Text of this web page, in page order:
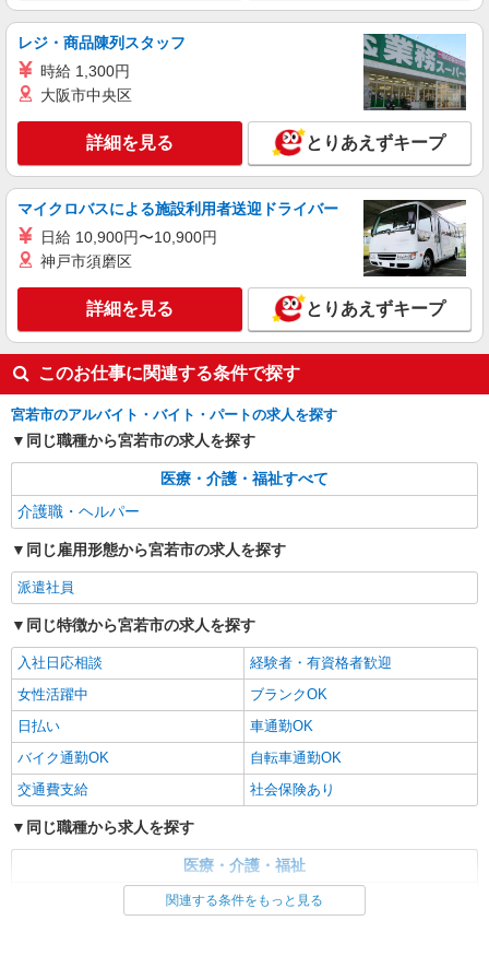
レジ・商品陳列スタッフ
時給 1,300円
大阪市中央区
詳細を見る とりあえずキープ
マイクロバスによる施設利用者送迎ドライバー
日給 10,900円〜10,900円
神戸市須磨区
詳細を見る とりあえずキープ
このお仕事に関連する条件で探す
宮若市のアルバイト・バイト・パートの求人を探す
同じ職種から宮若市の求人を探す
医療・介護・福祉すべて
介護職・ヘルパー
同じ雇用形態から宮若市の求人を探す
派遣社員
同じ特徴から宮若市の求人を探す
入社日応相談
経験者・有資格者歓迎
女性活躍中
ブランクOK
日払い
車通勤OK
バイク通勤OK
自転車通勤OK
交通費支給
社会保険あり
同じ職種から求人を探す
医療・介護・福祉
関連する条件をもっと見る